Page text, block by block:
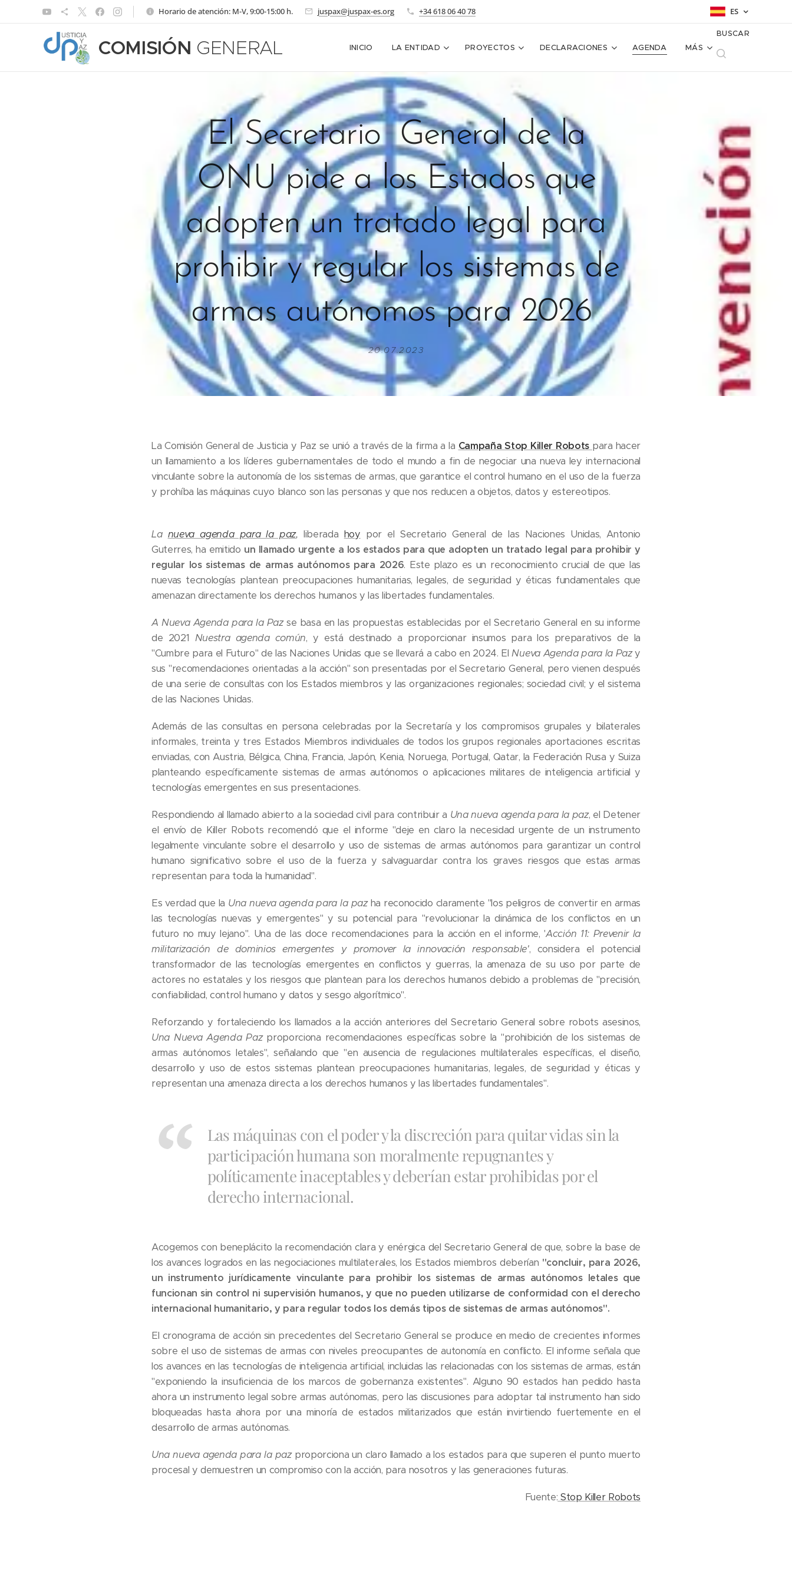
Horario de atención: M-V, 9:00-15:00 h. juspax@juspax-es.org +34 618 06 40 78 ES
COMISIÓN GENERAL INICIO LA ENTIDAD PROYECTOS DECLARACIONES AGENDA MÁS
BUSCAR
El Secretario General de la
ONU pide a los Estados que
adopten un tratado legal para
prohibir y regular los sistemas de
armas autónomos para 2026
20.07.2023
La Comisión General de Justicia y Paz se unió a través de la firma a la Campaña Stop Killer Robots para hacer
un llamamiento a los líderes gubernamentales de todo el mundo a fin de negociar una nueva ley internacional
vinculante sobre la autonomía de los sistemas de armas, que garantice el control humano en el uso de la fuerza
y prohíba las máquinas cuyo blanco son las personas y que nos reducen a objetos, datos y estereotipos.
La nueva agenda para la paz, liberada hoy por el Secretario General de las Naciones Unidas, Antonio
Guterres, ha emitido un llamado urgente a los estados para que adopten un tratado legal para prohibir y
regular los sistemas de armas autónomos para 2026. Este plazo es un reconocimiento crucial de que las
nuevas tecnologías plantean preocupaciones humanitarias, legales, de seguridad y éticas fundamentales que
amenazan directamente los derechos humanos y las libertades fundamentales.
A Nueva Agenda para la Pazse basa en las propuestas establecidas por el Secretario General en su informe
de 2021 Nuestra agenda común, y está destinado a proporcionar insumos para los preparativos de la
"Cumbre para el Futuro" de las Naciones Unidas que se llevará a cabo en 2024. ElNueva Agenda para la Pazy
sus "recomendaciones orientadas a la acción" son presentadas por el Secretario General, pero vienen después
de una serie de consultas con los Estados miembros y las organizaciones regionales; sociedad civil; y el sistema
de las Naciones Unidas.
Además de las consultas en persona celebradas por la Secretaría y los compromisos grupales y bilaterales
informales, treinta y tres Estados Miembros individuales de todos los grupos regionales aportaciones escritas
enviadas, con Austria, Bélgica, China, Francia, Japón, Kenia, Noruega, Portugal, Qatar, la Federación Rusa y Suiza
planteando específicamente sistemas de armas autónomos o aplicaciones militares de inteligencia artificial y
tecnologías emergentes en sus presentaciones.
Respondiendo al llamado abierto a la sociedad civil para contribuir a Una nueva agenda para la paz, el Detener
el envío de Killer Robots recomendó que el informe "deje en claro la necesidad urgente de un instrumento
legalmente vinculante sobre el desarrollo y uso de sistemas de armas autónomos para garantizar un control
humano significativo sobre el uso de la fuerza y ​​salvaguardar contra los graves riesgos que estas armas
representan para toda la humanidad".
Es verdad que la Una nueva agenda para la pazha reconocido claramente "los peligros de convertir en armas
las tecnologías nuevas y emergentes" y su potencial para "revolucionar la dinámica de los conflictos en un
futuro no muy lejano". Una de las doce recomendaciones para la acción en el informe, 'Acción 11: Prevenir la
militarización de dominios emergentes y promover la innovación responsable', considera el potencial
transformador de las tecnologías emergentes en conflictos y guerras, la amenaza de su uso por parte de
actores no estatales y los riesgos que plantean para los derechos humanos debido a problemas de "precisión,
confiabilidad, control humano y datos y sesgo algorítmico".
Reforzando y fortaleciendo los llamados a la acción anteriores del Secretario General sobre robots asesinos,
Una Nueva Agenda Pazproporciona recomendaciones específicas sobre la "prohibición de los sistemas de
armas autónomos letales", señalando que "en ausencia de regulaciones multilaterales específicas, el diseño,
desarrollo y uso de estos sistemas plantean preocupaciones humanitarias, legales, de seguridad y éticas y
representan una amenaza directa a los derechos humanos y las libertades fundamentales".
Las máquinas con el poder y la discreción para quitar vidas sin la
participación humana son moralmente repugnantes y
políticamente inaceptables y deberían estar prohibidas por el
derecho internacional.
Acogemos con beneplácito la recomendación clara y enérgica del Secretario General de que, sobre la base de
los avances logrados en las negociaciones multilaterales, los Estados miembros deberían "concluir, para 2026,
un instrumento jurídicamente vinculante para prohibir los sistemas de armas autónomos letales que
funcionan sin control ni supervisión humanos, y que no pueden utilizarse de conformidad con el derecho
internacional humanitario, y para regular todos los demás tipos de sistemas de armas autónomos".
El cronograma de acción sin precedentes del Secretario General se produce en medio de crecientes informes
sobre el uso de sistemas de armas con niveles preocupantes de autonomía en conflicto. El informe señala que
los avances en las tecnologías de inteligencia artificial, incluidas las relacionadas con los sistemas de armas, están
"exponiendo la insuficiencia de los marcos de gobernanza existentes". Alguno 90 estados han pedido hasta
ahora un instrumento legal sobre armas autónomas, pero las discusiones para adoptar tal instrumento han sido
bloqueadas hasta ahora por una minoría de estados militarizados que están invirtiendo fuertemente en el
desarrollo de armas autónomas.
Una nueva agenda para la pazproporciona un claro llamado a los estados para que superen el punto muerto
procesal y demuestren un compromiso con la acción, para nosotros y las generaciones futuras.
Fuente: Stop Killer Robots